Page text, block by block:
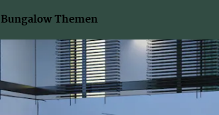
Bungalow Themen